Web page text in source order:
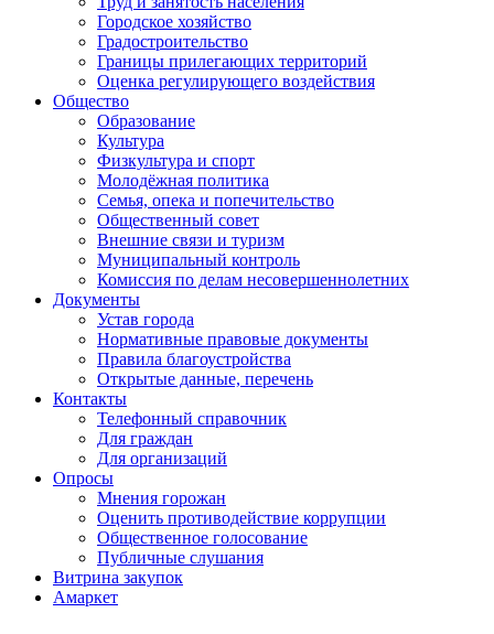
Городское хозяйство
Градостроительство
Границы прилегающих территорий
Оценка регулирующего воздействия
Общество
Образование
Культура
Физкультура и спорт
Молодёжная политика
Семья, опека и попечительство
Общественный совет
Внешние связи и туризм
Муниципальный контроль
Комиссия по делам несовершеннолетних
Документы
Устав города
Нормативные правовые документы
Правила благоустройства
Открытые данные, перечень
Контакты
Телефонный справочник
Для граждан
Для организаций
Опросы
Мнения горожан
Оценить противодействие коррупции
Общественное голосование
Публичные слушания
Витрина закупок
Амаркет